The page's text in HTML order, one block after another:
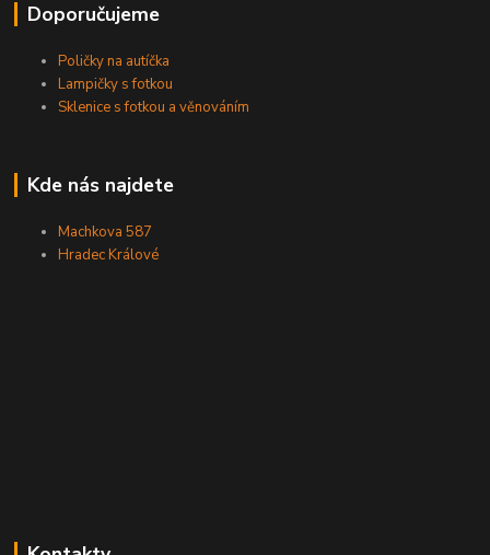
Doporučujeme
Poličky na autíčka
Lampičky s fotkou
Sklenice s fotkou a věnováním
Kde nás najdete
Machkova 587
Hradec Králové